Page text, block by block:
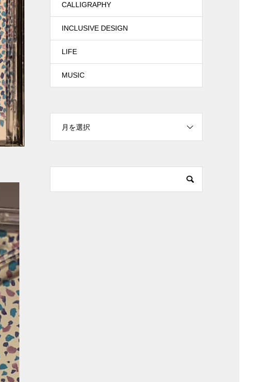
CALLIGRAPHY
INCLUSIVE DESIGN
LIFE
MUSIC
月を選択